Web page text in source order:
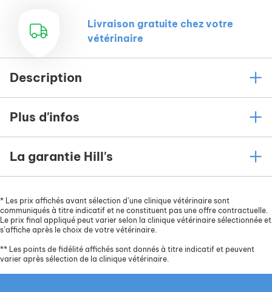
Livraison gratuite chez votre
vétérinaire
Description
Plus d'infos
La garantie Hill's
* Les prix affichés avant sélection d’une clinique vétérinaire sont
communiqués à titre indicatif et ne constituent pas une offre contractuelle.
Le prix final appliqué peut varier selon la clinique vétérinaire sélectionnée et
s’affiche après le choix de votre vétérinaire.
** Les points de fidélité affichés sont donnés à titre indicatif et peuvent
varier après sélection de la clinique vétérinaire.